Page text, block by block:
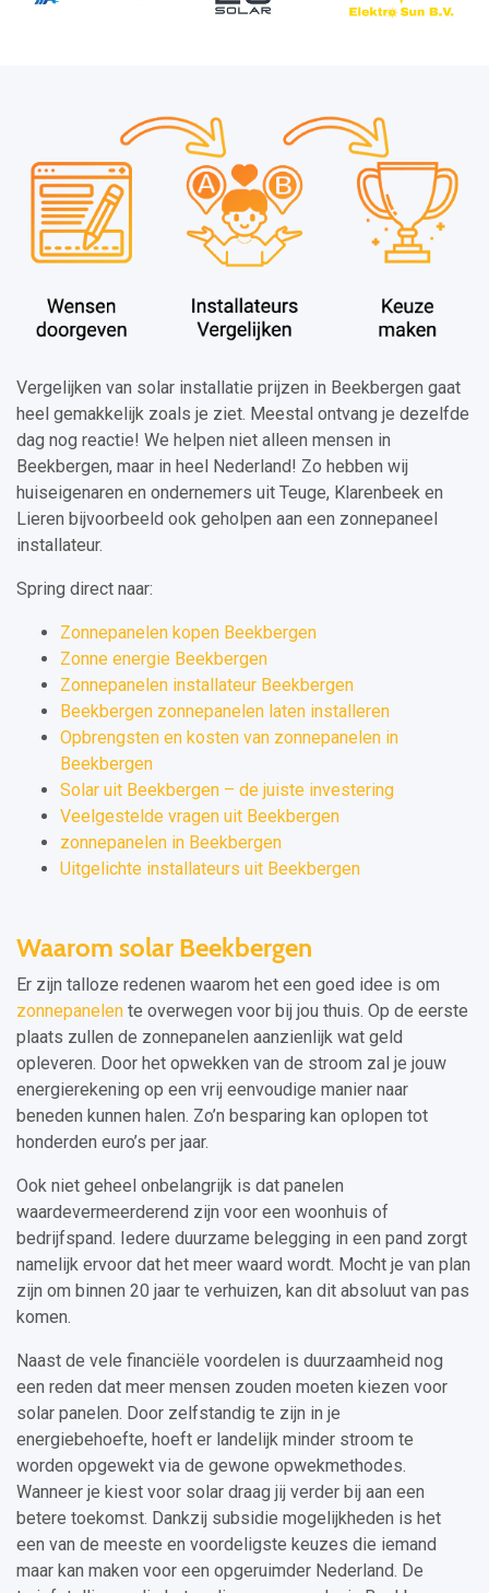
Vergelijken van solar installatie prijzen in Beekbergen gaat
heel gemakkelijk zoals je ziet. Meestal ontvang je dezelfde
dag nog reactie! We helpen niet alleen mensen in
Beekbergen, maar in heel Nederland! Zo hebben wij
huiseigenaren en ondernemers uit Teuge, Klarenbeek en
Lieren bijvoorbeeld ook geholpen aan een zonnepaneel
installateur.
Spring direct naar:
Zonnepanelen kopen Beekbergen
Zonne energie Beekbergen
Zonnepanelen installateur Beekbergen
Beekbergen zonnepanelen laten installeren
Opbrengsten en kosten van zonnepanelen in
Beekbergen
Solar uit Beekbergen – de juiste investering
Veelgestelde vragen uit Beekbergen
zonnepanelen in Beekbergen
Uitgelichte installateurs uit Beekbergen
Waarom solar Beekbergen
Er zijn talloze redenen waarom het een goed idee is om
zonnepanelen te overwegen voor bij jou thuis. Op de eerste
plaats zullen de zonnepanelen aanzienlijk wat geld
opleveren. Door het opwekken van de stroom zal je jouw
energierekening op een vrij eenvoudige manier naar
beneden kunnen halen. Zo’n besparing kan oplopen tot
honderden euro’s per jaar.
Ook niet geheel onbelangrijk is dat panelen
waardevermeerderend zijn voor een woonhuis of
bedrijfspand. Iedere duurzame belegging in een pand zorgt
namelijk ervoor dat het meer waard wordt. Mocht je van plan
zijn om binnen 20 jaar te verhuizen, kan dit absoluut van pas
komen.
Naast de vele financiële voordelen is duurzaamheid nog
een reden dat meer mensen zouden moeten kiezen voor
solar panelen. Door zelfstandig te zijn in je
energiebehoefte, hoeft er landelijk minder stroom te
worden opgewekt via de gewone opwekmethodes.
Wanneer je kiest voor solar draag jij verder bij aan een
betere toekomst. Dankzij subsidie mogelijkheden is het
een van de meeste en voordeligste keuzes die iemand
maar kan maken voor een opgeruimder Nederland. De